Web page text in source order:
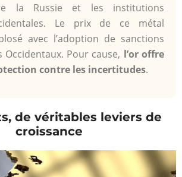
la Russie et les institutions
Le prix de ce métal
avec l’adoption de sanctions
Occidentaux. Pour cause, l’or offre
contre les incertitudes.
de véritables leviers de
croissance